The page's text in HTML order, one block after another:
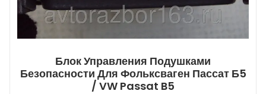
Блок Управления Подушками
Безопасности Для Фольксваген Пассат Б5
/ VW Passat B5